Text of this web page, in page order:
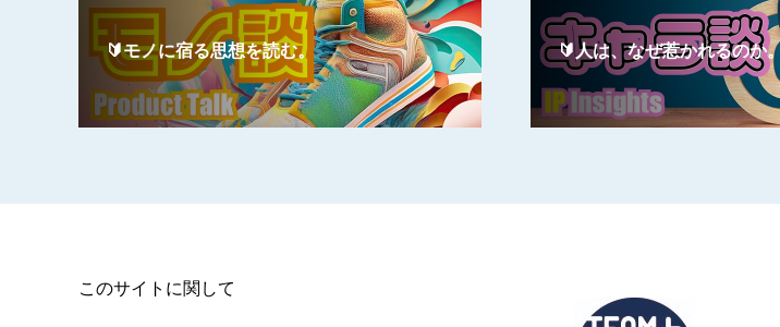
🔰モノに宿る思想を読む。 🔰人は、なぜ惹かれるのか。
このサイトに関して